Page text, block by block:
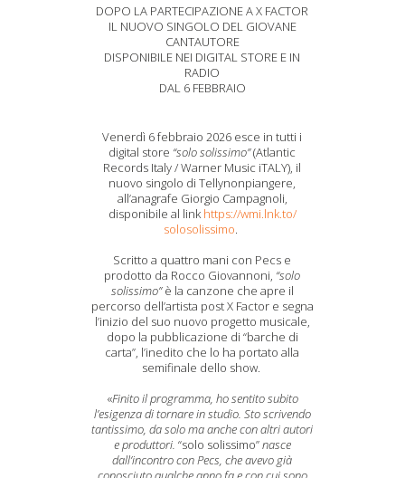
DOPO LA PARTECIPAZIONE A X FACTOR
IL NUOVO SINGOLO DEL GIOVANE
CANTAUTORE
DISPONIBILE NEI DIGITAL STORE E IN
RADIO
DAL 6 FEBBRAIO
Venerdì 6 febbraio 2026 esce in tutti i
digital store “solo solissimo”(Atlantic
Records Italy / Warner Music iTALY), il
nuovo singolo di Tellynonpiangere,
all’anagrafe Giorgio Campagnoli,
disponibile al linkhttps://wmi.lnk.to/
solosolissimo.
Scritto a quattro mani con Pecs e
prodotto da Rocco Giovannoni, “solo
solissimo”è la canzone che apre il
percorso dell’artista post X Factor e segna
l’inizio del suo nuovo progetto musicale,
dopo la pubblicazione di “barche di
carta”, l’inedito che lo ha portato alla
semifinale dello show.
«Finito il programma, ho sentito subito
l’esigenza di tornare in studio. Sto scrivendo
tantissimo, da solo ma anche con altri autori
e produttori. “solo solissimo”nasce
dall’incontro con Pecs, che avevo già